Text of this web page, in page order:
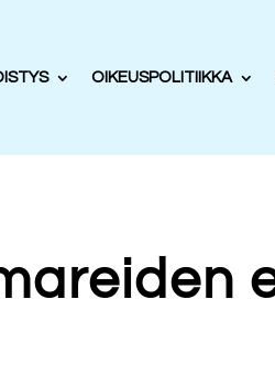
OIKEUSPOLITIIKKA